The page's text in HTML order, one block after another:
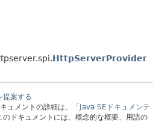
HttpServerProvider
提案する
ュメントの詳細は、
「Java SEドキュメンテ
のドキュメントには、概念的な概要、用語の